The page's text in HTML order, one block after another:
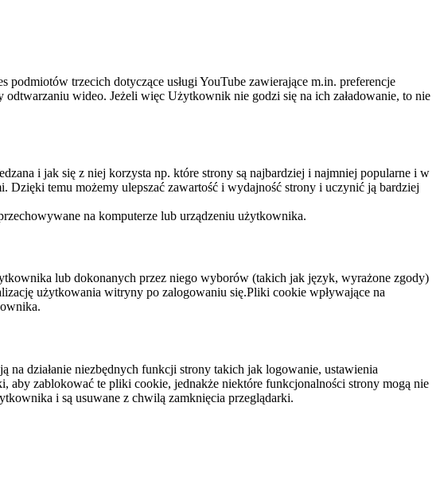
trzecich dotyczące usługi YouTube zawierające m.in. preferencje
wideo. Jeżeli więc Użytkownik nie godzi się na ich załadowanie, to nie
i jak się z niej korzysta np. które strony są najbardziej i najmniej popularne i w
temu możemy ulepszać zawartość i wydajność strony i uczynić ją bardziej
na komputerze lub urządzeniu użytkownika.
lub dokonanych przez niego wyborów (takich jak język, wyrażone zgody)
użytkowania witryny po zalogowaniu się.Pliki cookie wpływające na
na działanie niezbędnych funkcji strony takich jak logowanie, ustawienia
aby zablokować te pliki cookie, jednakże niektóre funkcjonalności strony mogą nie
i są usuwane z chwilą zamknięcia przeglądarki.